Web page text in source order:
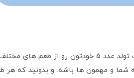
یکی از خدمات که برای ما خیلی مهم هستش، تنوع بالای طعمه.
و مهمون ها باشه. و بدونید که هر